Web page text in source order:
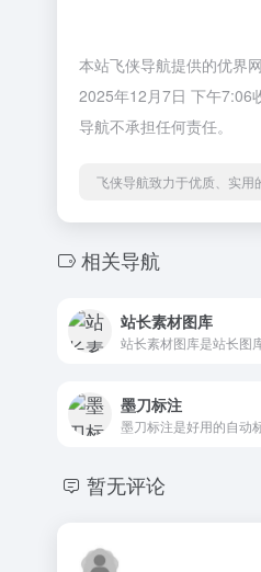
本站飞侠导航提供的优界
2025年12月7日 下午7:06
导航不承担任何责任。
飞侠导航致力于优质、实用
相关导航
站长素材图库
墨刀标注
暂无评论